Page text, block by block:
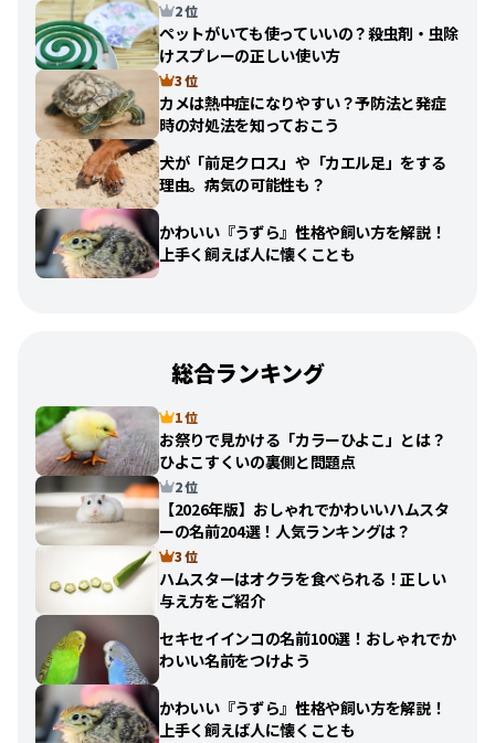
2 位
ペットがいても使っていいの？殺虫剤・虫除
けスプレーの正しい使い方
3 位
カメは熱中症になりやすい？予防法と発症
時の対処法を知っておこう
犬が「前足クロス」や「カエル足」をする
理由。病気の可能性も？
かわいい『うずら』性格や飼い方を解説！
上手く飼えば人に懐くことも
総合ランキング
1 位
お祭りで見かける「カラーひよこ」とは？
ひよこすくいの裏側と問題点
2 位
【2026年版】おしゃれでかわいいハムスタ
ーの名前204選！人気ランキングは？
3 位
ハムスターはオクラを食べられる！正しい
与え方をご紹介
セキセイインコの名前100選！おしゃれでか
わいい名前をつけよう
かわいい『うずら』性格や飼い方を解説！
上手く飼えば人に懐くことも